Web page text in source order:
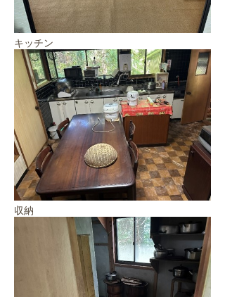
キッチン
収納